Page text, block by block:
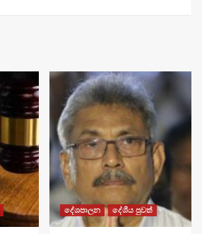
දේශපාලන දේශීය පුවත්